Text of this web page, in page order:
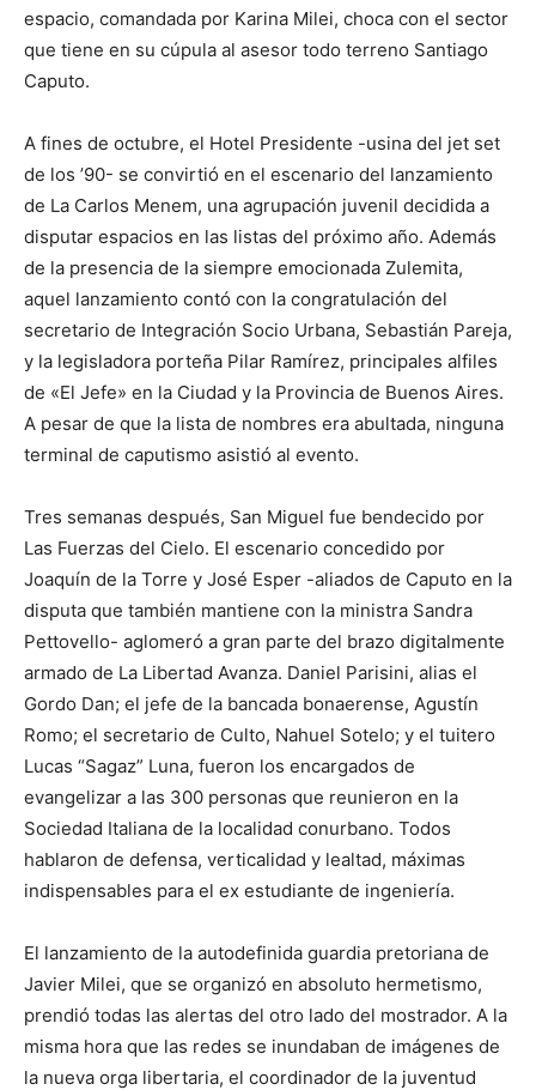
espacio, comandada por Karina Milei, choca con el sector
que tiene en su cúpula al asesor todo terreno Santiago
Caputo.
A fines de octubre, el Hotel Presidente -usina del jet set
de los ’90- se convirtió en el escenario del lanzamiento
de La Carlos Menem, una agrupación juvenil decidida a
disputar espacios en las listas del próximo año. Además
de la presencia de la siempre emocionada Zulemita,
aquel lanzamiento contó con la congratulación del
secretario de Integración Socio Urbana, Sebastián Pareja,
y la legisladora porteña Pilar Ramírez, principales alfiles
de «El Jefe» en la Ciudad y la Provincia de Buenos Aires.
A pesar de que la lista de nombres era abultada, ninguna
terminal de caputismo asistió al evento.
Tres semanas después, San Miguel fue bendecido por
Las Fuerzas del Cielo. El escenario concedido por
Joaquín de la Torre y José Esper -aliados de Caputo en la
disputa que también mantiene con la ministra Sandra
Pettovello- aglomeró a gran parte del brazo digitalmente
armado de La Libertad Avanza. Daniel Parisini, alias el
Gordo Dan; el jefe de la bancada bonaerense, Agustín
Romo; el secretario de Culto, Nahuel Sotelo; y el tuitero
Lucas “Sagaz” Luna, fueron los encargados de
evangelizar a las 300 personas que reunieron en la
Sociedad Italiana de la localidad conurbano. Todos
hablaron de defensa, verticalidad y lealtad, máximas
indispensables para el ex estudiante de ingeniería.
El lanzamiento de la autodefinida guardia pretoriana de
Javier Milei, que se organizó en absoluto hermetismo,
prendió todas las alertas del otro lado del mostrador. A la
misma hora que las redes se inundaban de imágenes de
la nueva orga libertaria, el coordinador de la juventud